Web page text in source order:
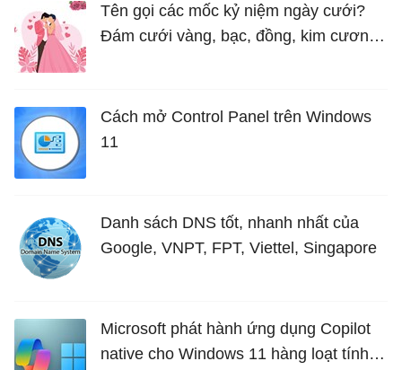
Tên gọi các mốc kỷ niệm ngày cưới?
Đám cưới vàng, bạc, đồng, kim cương
Cách mở Control Panel trên Windows
11
Danh sách DNS tốt, nhanh nhất của
Google, VNPT, FPT, Viettel, Singapore
Microsoft phát hành ứng dụng Copilot
native cho Windows 11 hàng loạt tính